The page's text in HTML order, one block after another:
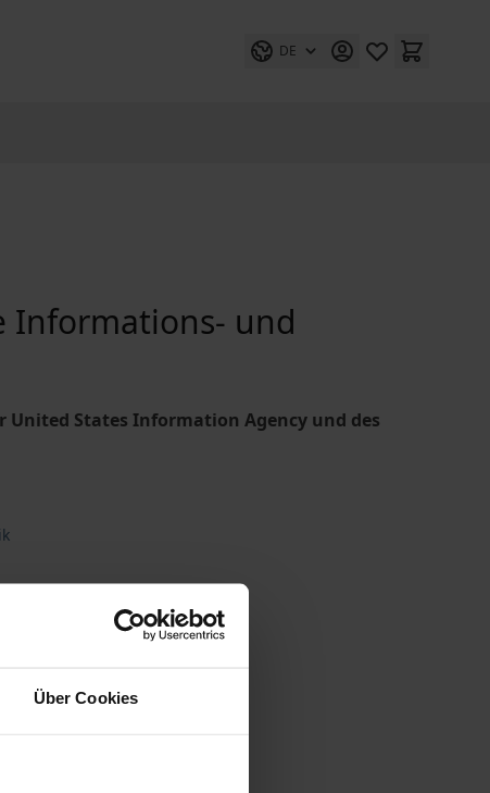
Über Cookies
DE
Informations- und
States Information Agency und des